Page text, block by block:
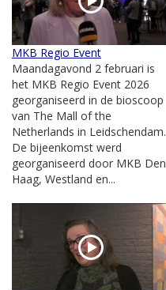
MKB Regio Event
Maandagavond 2 februari is
het MKB Regio Event 2026
georganiseerd in de bioscoop
van The Mall of the
Netherlands in Leidschendam.
De bijeenkomst werd
georganiseerd door MKB Den
Haag, Westland en...